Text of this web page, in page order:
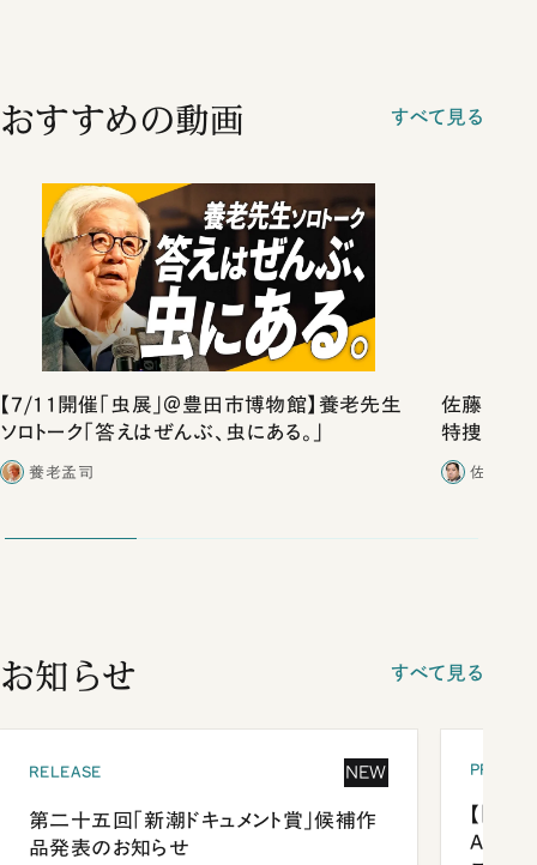
おすすめの動画 すべて見る
【7/11開催「虫展」＠豊田市博物館】養老先生
ソロトーク「答えはぜんぶ、虫にある。」
養老孟司
佐藤優vs
特捜取調
合ったこと
佐藤優
お知らせ すべて見る
RELEASE NEW
第二十五回「新潮ドキュメント賞」候補作
品発表のお知らせ
【「新